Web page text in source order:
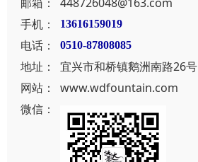
手机：
13616159019
电话： 0510-87808085
地址：
宜兴市和桥镇鹅洲南路26号
网站：
www.wdfountain.com
微信：